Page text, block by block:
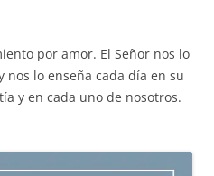
por amor. El Señor nos lo
nos lo enseña cada día en su
y en cada uno de nosotros.